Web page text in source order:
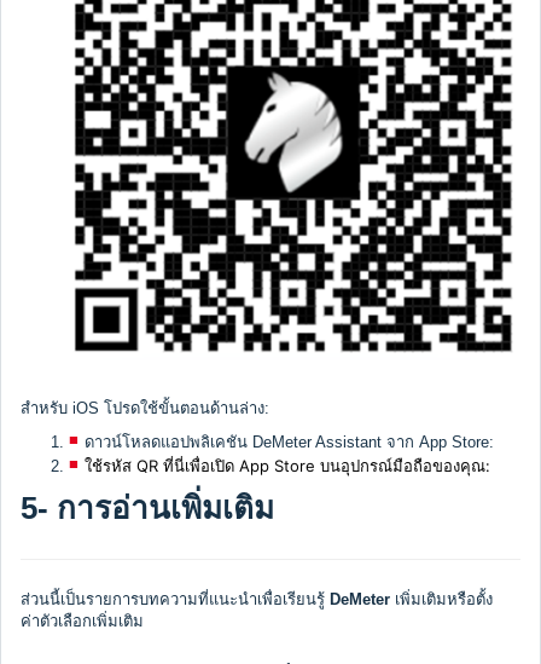
สำหรับ iOS โปรดใช้ขั้นตอนด้านล่าง:
ดาวน์โหลดแอปพลิเคชัน DeMeter Assistant จาก App Store:
ใช้รหัส QR ที่นี่เพื่อเปิด App Store บนอุปกรณ์มือถือของคุณ:
5- การอ่านเพิ่มเติม
ส่วนนี้เป็นรายการบทความที่แนะนำเพื่อเรียนรู้ DeMeter เพิ่มเติมหรือตั้ง
ค่าตัวเลือกเพิ่มเติม